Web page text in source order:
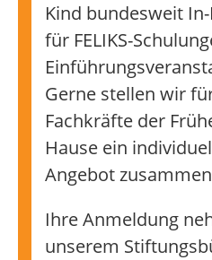
Kind bundesweit
für FELIKS-
Gerne stellen wir
Fachkräfte der
Hause ein
Angebot
Ihre Anmeldung
unserem